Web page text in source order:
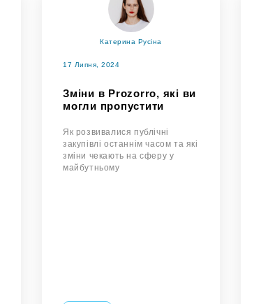
Катерина Русіна
17 Липня, 2024
Зміни в Prozorro, які ви
могли пропустити
Як розвивалися публічні
закупівлі останнім часом та які
зміни чекають на сферу у
майбутньому